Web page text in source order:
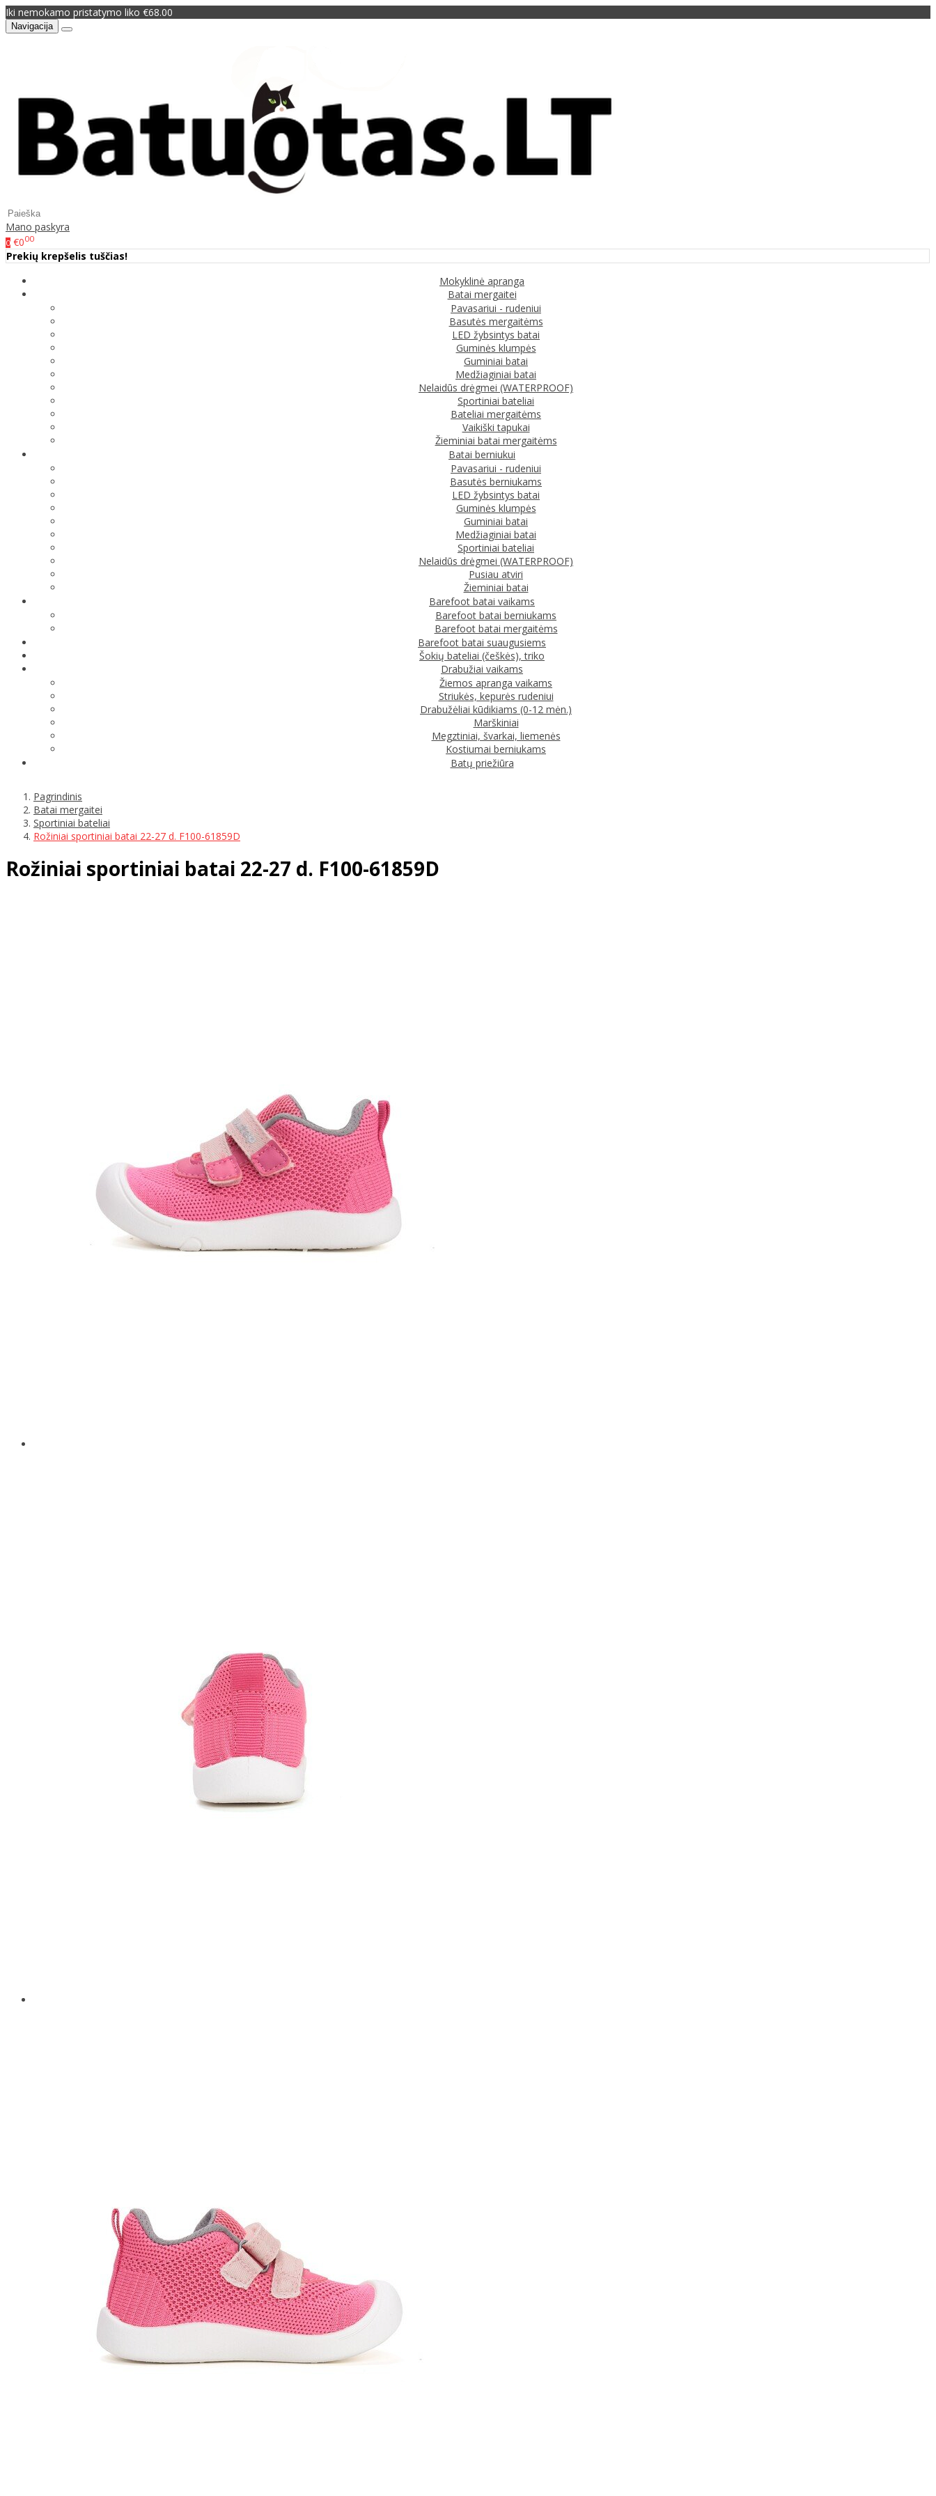
Iki nemokamo pristatymo liko €68.00
Navigacija
Mano paskyra
0 €000
Prekių krepšelis tuščias!
Mokyklinė apranga
Batai mergaitei
Pavasariui - rudeniui
Basutės mergaitėms
LED žybsintys batai
Guminės klumpės
Guminiai batai
Medžiaginiai batai
Nelaidūs drėgmei (WATERPROOF)
Sportiniai bateliai
Bateliai mergaitėms
Vaikiški tapukai
Žieminiai batai mergaitėms
Batai berniukui
Pavasariui - rudeniui
Basutės berniukams
LED žybsintys batai
Guminės klumpės
Guminiai batai
Medžiaginiai batai
Sportiniai bateliai
Nelaidūs drėgmei (WATERPROOF)
Pusiau atviri
Žieminiai batai
Barefoot batai vaikams
Barefoot batai berniukams
Barefoot batai mergaitėms
Barefoot batai suaugusiems
Šokių bateliai (češkės), triko
Drabužiai vaikams
Žiemos apranga vaikams
Striukės, kepurės rudeniui
Drabužėliai kūdikiams (0-12 mėn.)
Marškiniai
Megztiniai, švarkai, liemenės
Kostiumai berniukams
Batų priežiūra
Pagrindinis
Batai mergaitei
Sportiniai bateliai
Rožiniai sportiniai batai 22-27 d. F100-61859D
Rožiniai sportiniai batai 22-27 d. F100-61859D